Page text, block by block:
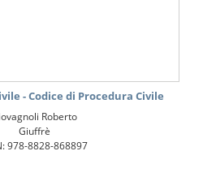
- Codice di Procedura Civile
Roberto
Giuffrè
978-8828-868897